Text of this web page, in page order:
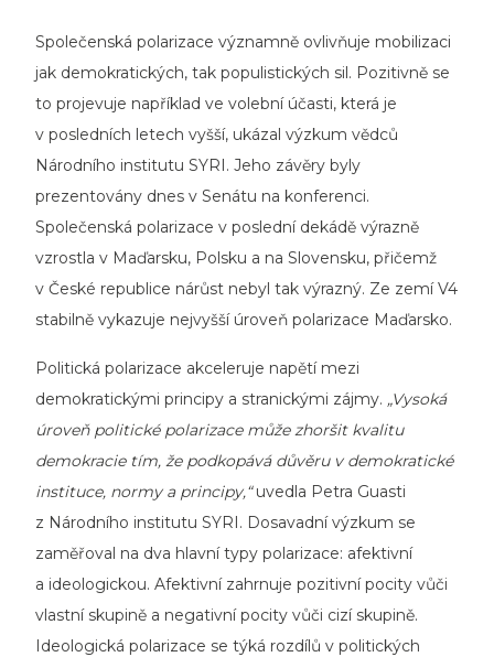
Společenská polarizace významně ovlivňuje mobilizaci
jak demokratických, tak populistických sil. Pozitivně se
to projevuje například ve volební účasti, která je
v posledních letech vyšší, ukázal výzkum vědců
Národního institutu SYRI. Jeho závěry byly
prezentovány dnes v Senátu na konferenci.
Společenská polarizace v poslední dekádě výrazně
vzrostla v Maďarsku, Polsku a na Slovensku, přičemž
v České republice nárůst nebyl tak výrazný. Ze zemí V4
stabilně vykazuje nejvyšší úroveň polarizace Maďarsko.
Politická polarizace akceleruje napětí mezi
demokratickými principy a stranickými zájmy. „Vysoká
úroveň politické polarizace může zhoršit kvalitu
demokracie tím, že podkopává důvěru v demokratické
instituce, normy a principy,“uvedla Petra Guasti
z Národního institutu SYRI. Dosavadní výzkum se
zaměřoval na dva hlavní typy polarizace: afektivní
a ideologickou. Afektivní zahrnuje pozitivní pocity vůči
vlastní skupině a negativní pocity vůči cizí skupině.
Ideologická polarizace se týká rozdílů v politických